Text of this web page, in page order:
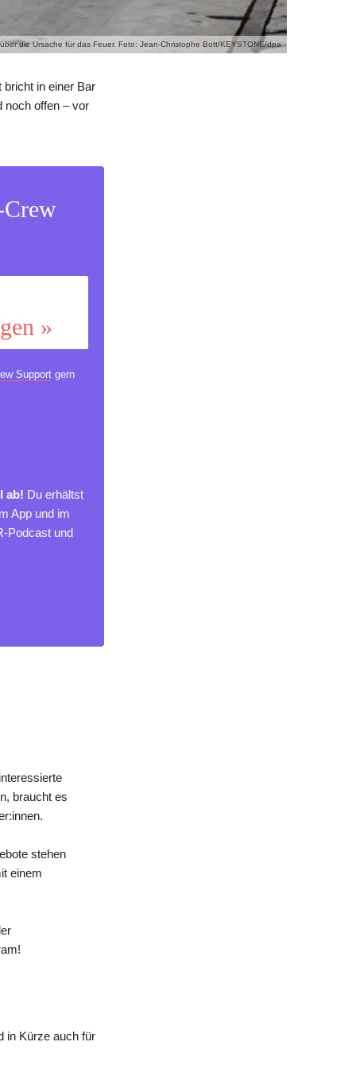
die Ursache für das Feuer. Foto: Jean-Christophe Bott/KEYSTONE/dpa
in einer Bar
noch offen – vor
»
Supportgern
ab! Du erhältst
App und im
Podcast und
braucht es
stehen
einem
in Kürze auch für